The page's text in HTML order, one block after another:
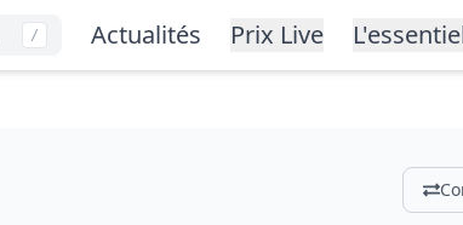
/ Actualités Prix Live